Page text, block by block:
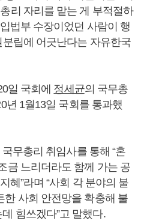
리 자리를 맡는 게 부적절하
법부 수장이었던 사람이 행
립에 어긋난다는 자유한국
일 국회에 정세균의 국무총
년 1월13일 국회를 통과했
무총리 취임사를 통해 “혼
금 느리더라도 함께 가는 공
혜”라며 “사회 각 분야의 불
한 사회 안전망을 확충해 불
힘쓰겠다”고 말했다.